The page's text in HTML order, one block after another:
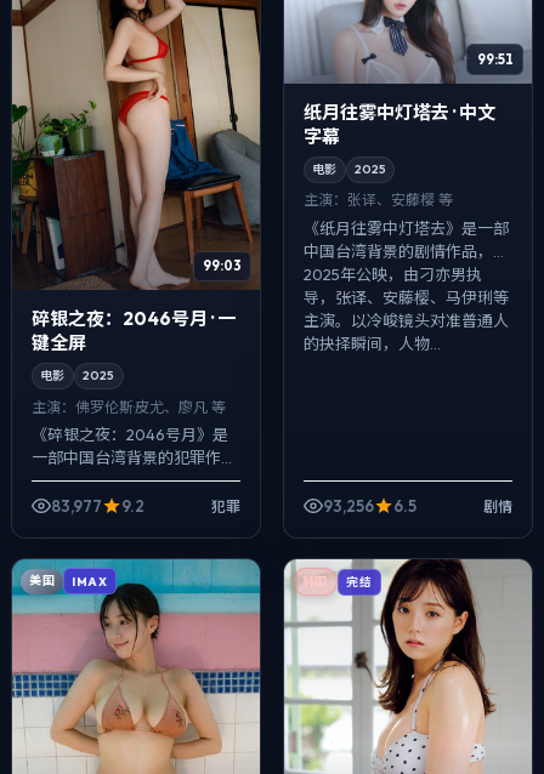
99:03
碎银之夜：2046号月 · 一
键全屏
电影 2025
主演： 佛罗伦斯·皮尤、廖凡 等
《碎银之夜：2046号月》是
一部中国台湾背景的犯罪作
品，2025年公映，由宁浩执
导，佛罗伦斯·皮尤、廖凡、菅
83,977 9.2 犯罪
99:51
纸月往雾中灯塔去 · 中文
字幕
电影 2025
主演： 张译、安藤樱 等
《纸月往雾中灯塔去》是一部
中国台湾背景的剧情作品，
2025年公映，由刁亦男执
导，张译、安藤樱、马伊琍等
主演。以冷峻镜头对准普通人
的抉择瞬间，人物...
93,256 6.5 剧情
美国 IMAX 韩国 完结